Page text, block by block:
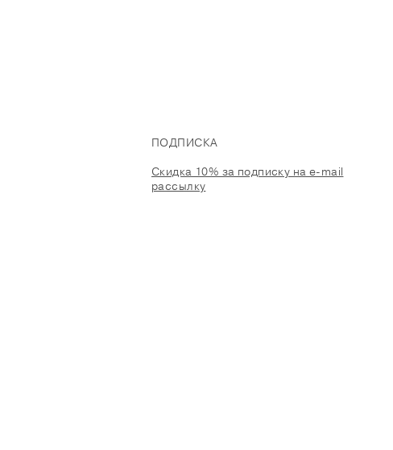
ПОДПИСКА
Скидка 10% за подписку на e-mail
рассылку